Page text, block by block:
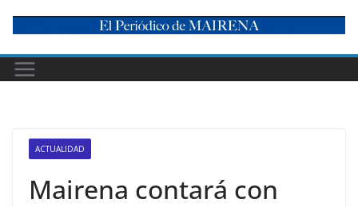
content
ACTUALIDAD
Mairena contará con